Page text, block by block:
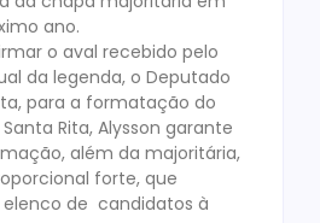
ano.
o aval recebido pelo
da legenda, o Deputado
para a formatação do
Rita, Alysson garante
além da majoritária,
forte, que
de candidatos à